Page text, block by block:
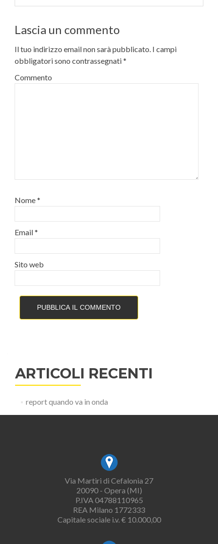
Lascia un commento
Il tuo indirizzo email non sarà pubblicato. I campi
obbligatori sono contrassegnati*
Commento
Nome*
Email*
Sito web
ARTICOLI RECENTI
report quando va in onda
Via Martiri di Cefalonia 27
20090 - Opera (MI)
P.IVA 04788110965
REA Milano 1772333
Capitale sociale i.v. € 10.000,00